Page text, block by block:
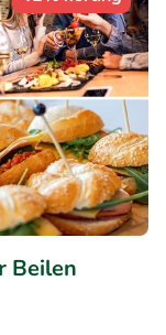
Beilen